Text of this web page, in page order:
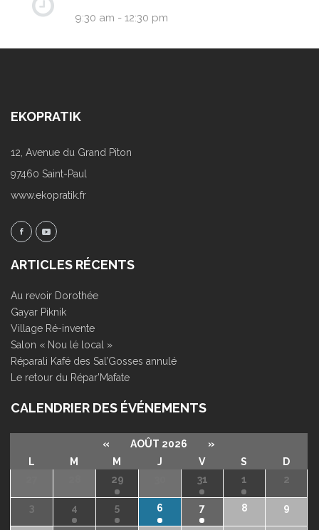
9:30 am - 12:30 pm
EKOPRATIK
12, Avenue du Grand Piton
97460 Saint-Paul
www.ekopratik.fr
ARTICLES RÉCENTS
Au revoir Dorothée
Gayar Piknik
Village Ré-invente
Salon « Nou lé local »
Réparali Kafé des Sal’Gosses annulé
Le retour du Répar’Mafate
CALENDRIER DES ÉVÉNEMENTS
« AOÛT 2026
»
L
M M J V S
D
29 31 1 2
3 4 5 6 7 8 9